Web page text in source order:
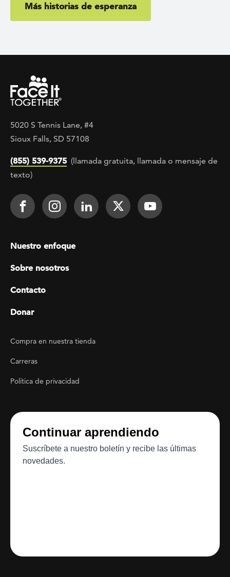
Más historias de esperanza
5020 S Tennis Lane, #4
Sioux Falls, SD 57108
(855) 539-9375 (llamada gratuita, llamada o mensaje de
texto)
Footer Social
Face It TOGETHER on Facebook
Face It TOGETHER on
Face It TOGETHER on
Face ItFace It
Footer menu
Nuestro enfoque
Sobre nosotros
Contacto
Donar
Footer Utility
Compra en nuestra tienda
Carreras
Política de privacidad